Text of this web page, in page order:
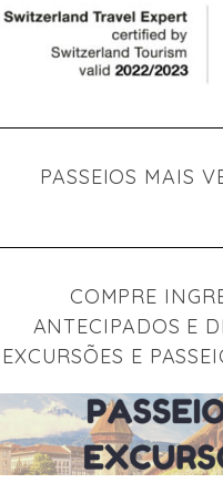
PASSEIOS MAIS
COMPRE
ANTECIPADOS E
EXCURSÕES E